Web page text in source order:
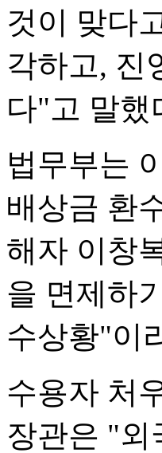
것이 맞다
각하고, 진
다"고 말했
법무부는
배상금 환
해자 이창
을 면제하
수상황"이
수용자 처
장관은 "외